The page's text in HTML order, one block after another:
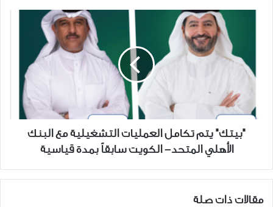
"بيتك"
العمليات
التشغيلية
مع
البنك
الأهلي
المتحد-
الكويت
بمدة
قياسية
"بيتك" يتم تكامل العمليات التشغيلية مع البنك
الأهلي المتحد- الكويت سابقاً بمدة قياسية
مقالات ذات صلة